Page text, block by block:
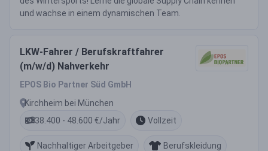
und wachse in einem dynamischen Team.
LKW-Fahrer / Berufskraftfahrer
(m/w/d) Nahverkehr
EPOS Bio Partner Süd GmbH
Kirchheim bei München
38.400 - 48.600 €/Jahr
Vollzeit
Nachhaltiger Arbeitgeber Berufskleidung